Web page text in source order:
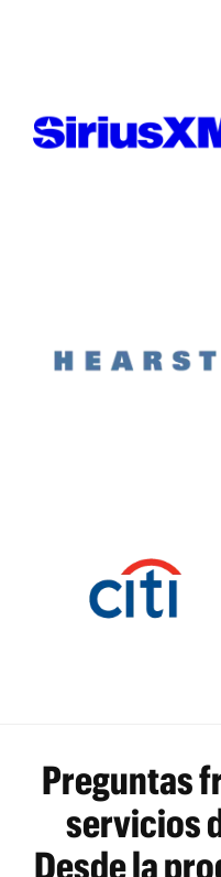
Preguntas
servicios
Desde la